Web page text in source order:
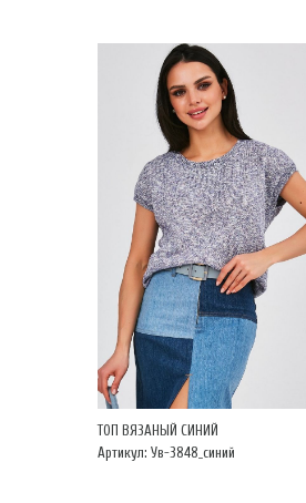
ТОП ВЯЗАНЫЙ СИНИЙ
Артикул: Ув-3848_синий